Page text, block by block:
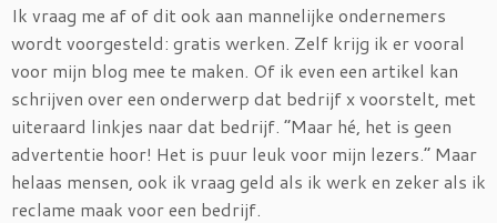
Ik vraag me af of dit ook aan mannelijke ondernemers
wordt voorgesteld: gratis werken. Zelf krijg ik er vooral
voor mijn blog mee te maken. Of ik even een artikel kan
schrijven over een onderwerp dat bedrijf x voorstelt, met
uiteraard linkjes naar dat bedrijf. “Maar hé, het is geen
advertentie hoor! Het is puur leuk voor mijn lezers.” Maar
helaas mensen, ook ik vraag geld als ik werk en zeker als ik
reclame maak voor een bedrijf.